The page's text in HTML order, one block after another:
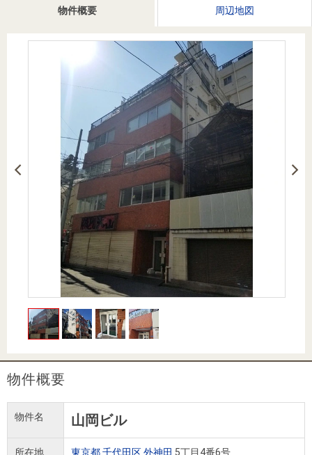
を探
資
用
件
を
探
す
事業
用物
件を
探す
購入向け
サービス
住宅ロー
ンシミュ
レーショ
ン
住まい1プ
ラス（お
役立ちコ
ラム）
住まいと
暮らしの
（電子ブ
ック）
購入ガイ
ド
取り
金額
売却向け
サービス
周辺相場
検索
住まい1プ
役立ちコ
ラム）
住まいと
暮らしの
税金の本
（電子ブ
ック）
売却ガイ
ド
図
ニュース
リリース
会社案内
会員ページ
物件概要 周辺地図
物件概要
物件名 山岡ビル
所在地 東京都千代田区外神田 5丁目4番6号